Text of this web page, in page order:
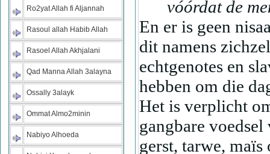
vóórdat de
En er is geen
dit namens
echtgenotes en
hebben om die
Het is verplicht
gangbare
gerst, tarwe,
Ro2yat Allah fi Aljannah
Rasoul allah Habib Allah
Rasoel Allah Akhjalani
Qad Manna Allah 3alayna
Ossally 3alayk
Ommat Almo2minin
Nabiyo Alhoeda